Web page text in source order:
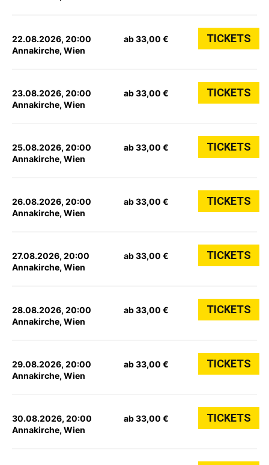
22.08.2026, 20:00
Annakirche, Wien
ab 33,00 € TICKETS
23.08.2026, 20:00
Annakirche, Wien
ab 33,00 € TICKETS
25.08.2026, 20:00
Annakirche, Wien
ab 33,00 € TICKETS
26.08.2026, 20:00
Annakirche, Wien
ab 33,00 € TICKETS
27.08.2026, 20:00
Annakirche, Wien
ab 33,00 € TICKETS
28.08.2026, 20:00
Annakirche, Wien
ab 33,00 € TICKETS
29.08.2026, 20:00
Annakirche, Wien
ab 33,00 € TICKETS
30.08.2026, 20:00
Annakirche, Wien
ab 33,00 € TICKETS